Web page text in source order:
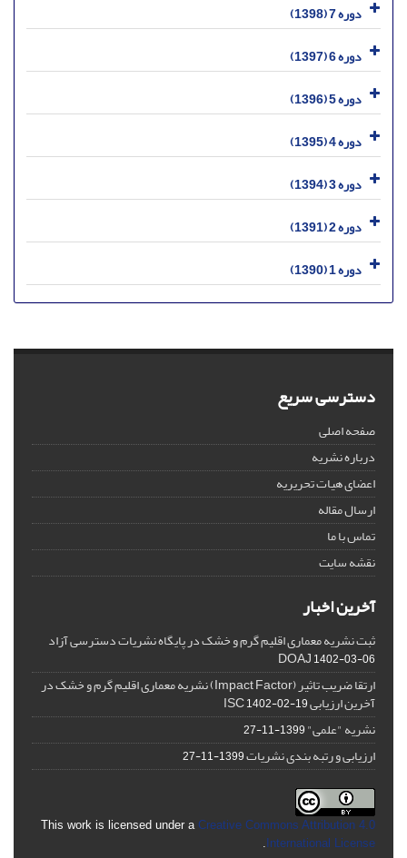
دوره 7 (1398)
دوره 6 (1397)
دوره 5 (1396)
دوره 4 (1395)
دوره 3 (1394)
دوره 2 (1391)
دوره 1 (1390)
دسترسی سریع
صفحه اصلی
درباره نشریه
اعضای هیات تحریریه
ارسال مقاله
تماس با ما
نقشه سایت
آخرین اخبار
ثبت نشریه معماری اقلیم گرم و خشک در پایگاه نشریات دسترسی آزاد
DOAJ1402-03-06
ارتقا ضریب تاثیر (Impact Factor) نشریه معماری اقلیم گرم و خشک در
آخرین ارزیابی ISC1402-02-19
نشریه "علمی"1399-11-27
ارزیابی و رتبه بندی نشریات1399-11-27
This work is licensed under a Creative Commons Attribution 4.0
International License
.